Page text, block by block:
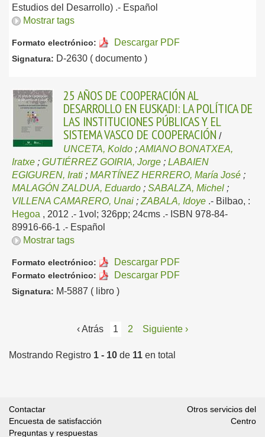
Estudios del Desarrollo) .- Español
Mostrar tags
Formato electrónico: Descargar PDF
Signatura: D-2630 ( documento )
25 AÑOS DE COOPERACIÓN AL
DESARROLLO EN EUSKADI: LA POLÍTICA DE
LAS INSTITUCIONES PÚBLICAS Y EL
SISTEMA VASCO DE COOPERACIÓN /
UNCETA, Koldo ;AMIANO BONATXEA,
Iratxe ; GUTIÉRREZ GOIRIA, Jorge ; LABAIEN
EGIGUREN, Irati ; MARTÍNEZ HERRERO, María José ;
MALAGÓN ZALDUA, Eduardo ; SABALZA, Michel ;
VILLENA CAMARERO, Unai ; ZABALA, Idoye .- Bilbao, :
Hegoa , 2012 .- 1vol; 326pp; 24cms .- ISBN 978-84-
89916-66-1 .- Español
Mostrar tags
Formato electrónico: Descargar PDF
Formato electrónico: Descargar PDF
Signatura: M-5887 ( libro )
‹ Atrás 1 2 Siguiente ›
Mostrando Registro 1 - 10 de 11 en total
Contactar
Encuesta de satisfacción
Preguntas y respuestas
Otros servicios del
Centro